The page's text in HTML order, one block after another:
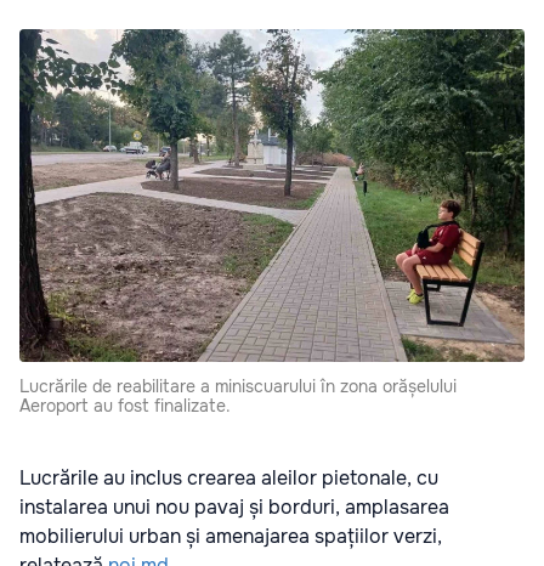
Lucrările de reabilitare a miniscuarului în zona orășelului
Aeroport au fost finalizate.
Lucrările au inclus crearea aleilor pietonale, cu
instalarea unui nou pavaj și borduri, amplasarea
mobilierului urban și amenajarea spațiilor verzi,